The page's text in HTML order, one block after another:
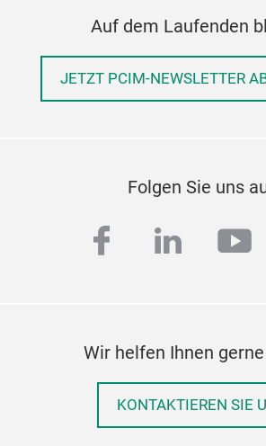
Auf dem Laufenden
JETZT PCIM-NEWSLETTER
Folgen Sie uns
facebook
linkedin
Wir helfen Ihnen
KONTAKTIEREN SIE